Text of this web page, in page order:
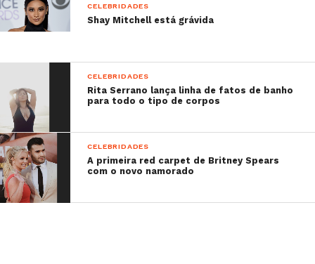
CELEBRIDADES
Shay Mitchell está grávida
CELEBRIDADES
Rita Serrano lança linha de fatos de banho
para todo o tipo de corpos
CELEBRIDADES
A primeira red carpet de Britney Spears
com o novo namorado